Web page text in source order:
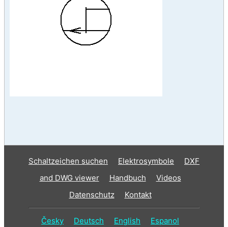
Schaltzeichen suchen Elektrosymbole
DXF
and DWG viewer
Handbuch
Videos
Datenschutz
Kontakt
Česky Deutsch English Espanol